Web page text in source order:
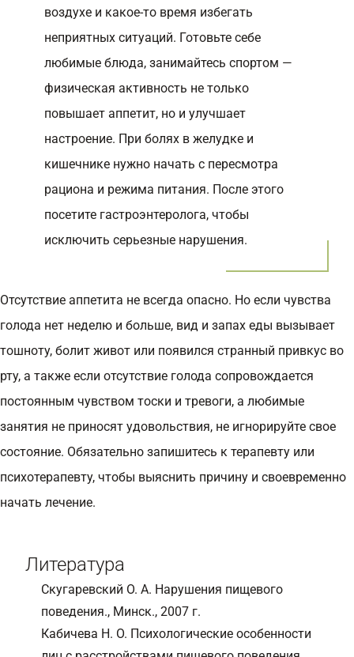
воздухе и какое-то время избегать
неприятных ситуаций. Готовьте себе
любимые блюда, занимайтесь спортом —
физическая активность не только
повышает аппетит, но и улучшает
настроение. При болях в желудке и
кишечнике нужно начать с пересмотра
рациона и режима питания. После этого
посетите гастроэнтеролога, чтобы
исключить серьезные нарушения.
Отсутствие аппетита не всегда опасно. Но если чувства
голода нет неделю и больше, вид и запах еды вызывает
тошноту, болит живот или появился странный привкус во
рту, а также если отсутствие голода сопровождается
постоянным чувством тоски и тревоги, а любимые
занятия не приносят удовольствия, не игнорируйте свое
состояние. Обязательно запишитесь к терапевту или
психотерапевту, чтобы выяснить причину и своевременно
начать лечение.
Литература
Скугаревский О. А. Нарушения пищевого
поведения., Минск., 2007 г.
Кабичева Н. О. Психологические особенности